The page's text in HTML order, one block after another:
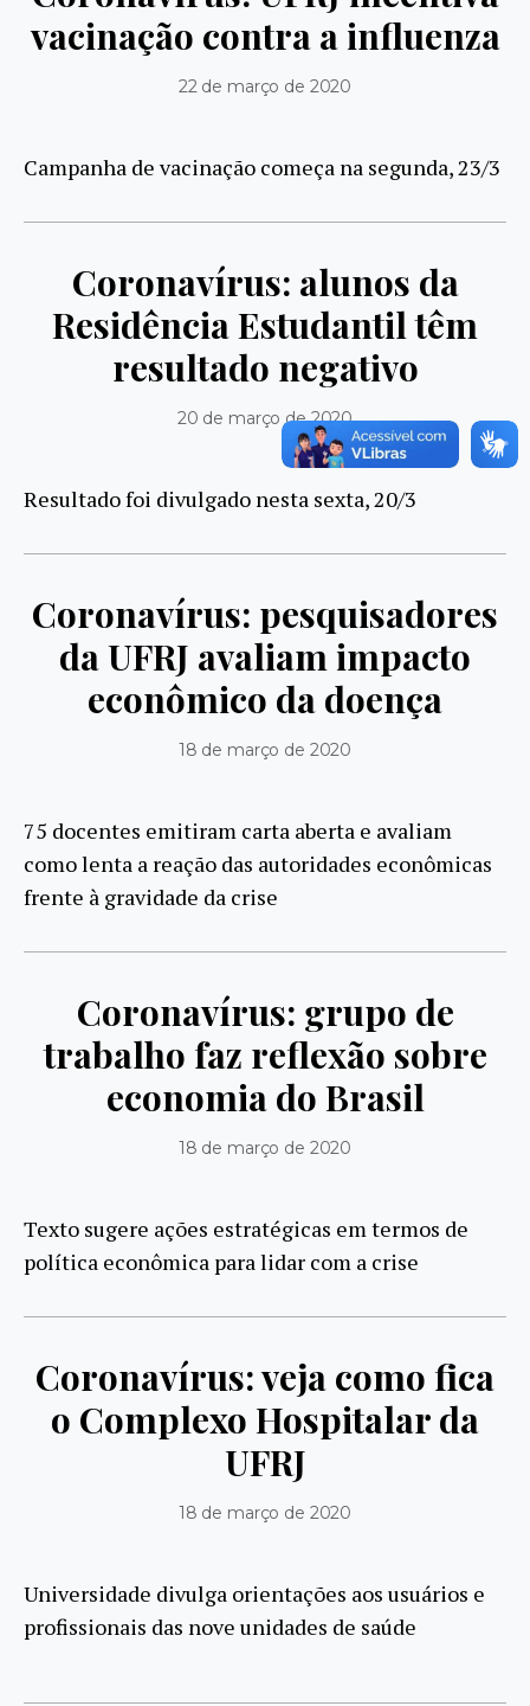
vacinação contra a influenza
22 de março de 2020
Campanha de vacinação começa na segunda, 23/3
Coronavírus: alunos da
Residência Estudantil têm
resultado negativo
20 de março de 2020
Resultado foi divulgado nesta sexta, 20/3
Coronavírus: pesquisadores
da UFRJ avaliam impacto
econômico da doença
18 de março de 2020
75 docentes emitiram carta aberta e avaliam
como lenta a reação das autoridades econômicas
frente à gravidade da crise
Coronavírus: grupo de
trabalho faz reflexão sobre
economia do Brasil
18 de março de 2020
Texto sugere ações estratégicas em termos de
política econômica para lidar com a crise
Coronavírus: veja como fica
o Complexo Hospitalar da
UFRJ
18 de março de 2020
Universidade divulga orientações aos usuários e
profissionais das nove unidades de saúde